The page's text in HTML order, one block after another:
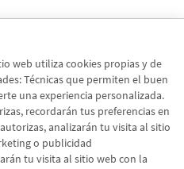
web utiliza cookies propias y de
Técnicas que permiten el buen
una experiencia personalizada.
recordarán tus preferencias en
analizarán tu visita al sitio
o publicidad
tu visita al sitio web con la